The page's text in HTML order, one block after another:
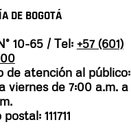
DE BOGOTÁ
10-65 / Tel: +57 (601)
de atención al público:
viernes de 7:00 a.m. a
111711